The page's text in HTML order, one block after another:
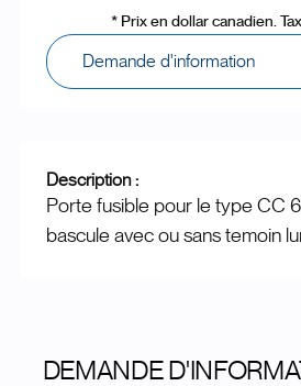
* Prix en dollar canadien.
Demande d'information
Description :
Porte fusible pour le type CC
bascule avec ou sans temoin
DEMANDE